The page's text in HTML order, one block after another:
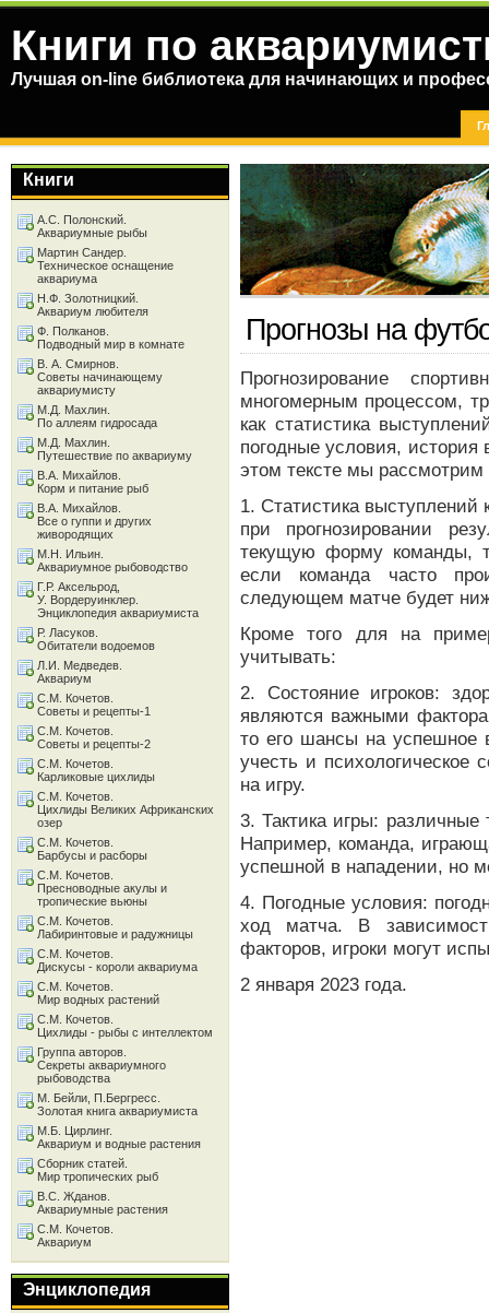
Книги по
Лучшая on-line библиотека для начинающих и
Прогнозы на
Прогнозирование
многомерным процессом,
как статистика
погодные условия,
этом тексте мы рассмотрим
1. Статистика
при прогнозировании
текущую форму команды,
если команда часто
следующем матче будет
Кроме того для на
учитывать:
2. Состояние игроков:
являются важными
то его шансы на успешное
учесть и психологическое
на игру.
3. Тактика игры: различные
Например, команда,
успешной в нападении, но
4. Погодные условия:
ход матча. В
факторов, игроки могут
2 января 2023 года.
Книги
А.С. Полонский.
Аквариумные рыбы
Мартин Сандер.
Техническое оснащение
аквариума
Н.Ф. Золотницкий.
Аквариум любителя
Ф. Полканов.
Подводный мир в комнате
В. А. Смирнов.
Советы начинающему
аквариумисту
М.Д. Махлин.
По аллеям гидросада
М.Д. Махлин.
Путешествие по аквариуму
В.А. Михайлов.
Корм и питание рыб
В.А. Михайлов.
Все о гуппи и других
живородящих
М.Н. Ильин.
Аквариумное рыбоводство
Г.Р. Аксельрод,
У. Вордеруинклер.
Энциклопедия аквариумиста
Р. Ласуков.
Обитатели водоемов
Л.И. Медведев.
Аквариум
С.М. Кочетов.
Советы и рецепты-1
С.М. Кочетов.
Советы и рецепты-2
С.М. Кочетов.
Карликовые цихлиды
С.М. Кочетов.
Цихлиды Великих Африканских
озер
С.М. Кочетов.
Барбусы и расборы
С.М. Кочетов.
Пресноводные акулы и
тропические вьюны
С.М. Кочетов.
Лабиринтовые и радужницы
С.М. Кочетов.
Дискусы - короли аквариума
С.М. Кочетов.
Мир водных растений
С.М. Кочетов.
Цихлиды - рыбы с интеллектом
Группа авторов.
Секреты аквариумного
рыбоводства
М. Бейли, П.Бергресс.
Золотая книга аквариумиста
М.Б. Цирлинг.
Аквариум и водные растения
Сборник статей.
Мир тропических рыб
В.С. Жданов.
Аквариумные растения
С.М. Кочетов.
Аквариум
Энциклопедия